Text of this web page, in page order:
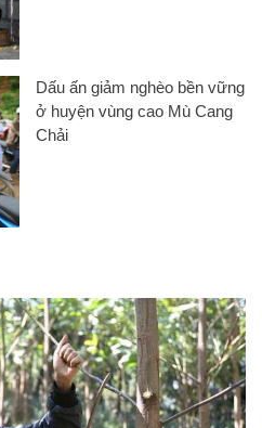
Dấu ấn giảm nghèo bền vững
ở huyện vùng cao Mù Cang
Chải